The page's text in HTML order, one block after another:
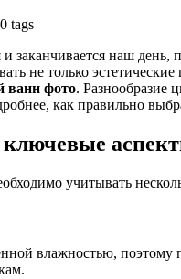
0 tags
и заканчивается наш
не только
ванн фото. Разнообразие
как правильно
учитывать
влажностью, поэтому